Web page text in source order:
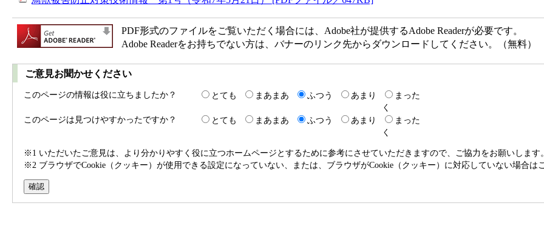
PDF形式のファイルをご覧いただく場合には、Adobe社が提供するAdobe Readerが必要です。
Adobe Readerをお持ちでない方は、バナーのリンク先からダウンロードしてください。（無料）
ご意見お聞かせください
このページの情報は役に立ちましたか？ とても まあまあ ふつう あまり
まった
く
このページは見つけやすかったですか？
とても まあまあ ふつう あまり
まった
く
※1 いただいたご意見は、より分かりやすく役に立つホームページとするために参考にさせていただきますので、ご協力をお願いします
※2 ブラウザでCookie（クッキー）が使用できる設定になっていない、または、ブラウザがCookie（クッキー）に対応していない場合は